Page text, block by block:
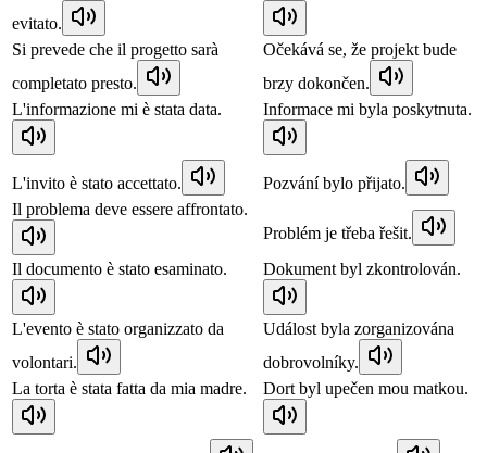
evitato.
Si prevede che il progetto sarà
completato presto.
Očekává se, že projekt bude
brzy dokončen.
L'informazione mi è stata data.
Informace mi byla poskytnuta.
L'invito è stato accettato.
Pozvání bylo přijato.
Il problema deve essere affrontato.
Problém je třeba řešit.
Il documento è stato esaminato.
Dokument byl zkontrolován.
L'evento è stato organizzato da
volontari.
Událost byla zorganizována
dobrovolníky.
La torta è stata fatta da mia madre.
Dort byl upečen mou matkou.